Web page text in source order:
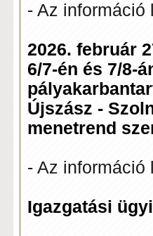
- Az információ
2026. február
6/7-én és 7/8-
Újszász -
menetrend
- Az információ
Igazgatási